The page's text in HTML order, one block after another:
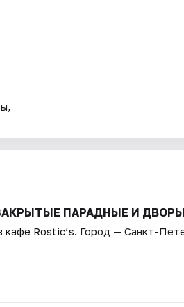
ЗАКРЫТЫЕ ПАРАДНЫЕ И
кафе Rostic’s. Город — Санкт-